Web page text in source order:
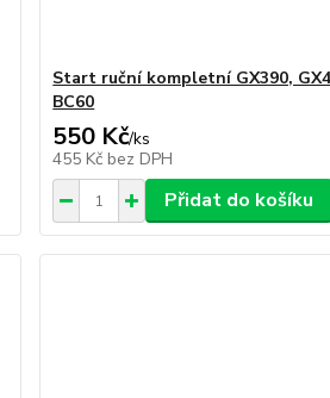
Start ruční kompletní GX390,
BC60
550 Kč/ks
455 Kč bez DPH
Přidat do košíku